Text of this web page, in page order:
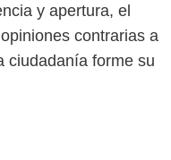
y apertura, el
contrarias a
ciudadanía forme su